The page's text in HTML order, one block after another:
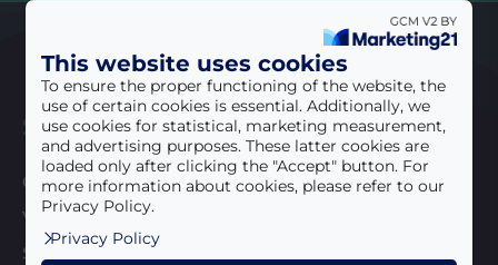
Siófoki vagyok
Önkormányzat
Városi információk
Siófoki Hírek
This website uses cookies
To ensure the proper functioning of the website, the
use of certain cookies is essential. Additionally, we
use cookies for statistical, marketing measurement,
and advertising purposes. These latter cookies are
loaded only after clicking the "Accept" button. For
more information about cookies, please refer to our
Privacy Policy.
Privacy Policy